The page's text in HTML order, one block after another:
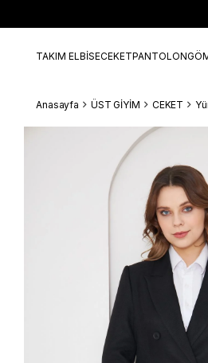
TAKIM ELBİSECEKETPANTOLON
Anasayfa ÜST GİYİM CEKET